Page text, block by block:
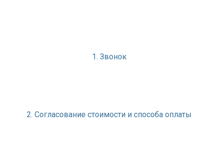
1. Звонок
2. Согласование стоимости и способа оплаты